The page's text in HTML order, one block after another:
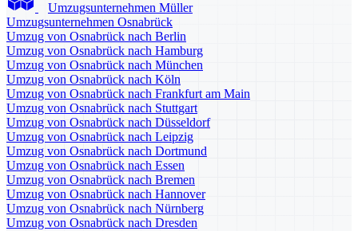
Umzugsunternehmen Müller
Umzugsunternehmen Osnabrück
Umzug von Osnabrück nach Berlin
Umzug von Osnabrück nach Hamburg
Umzug von Osnabrück nach München
Umzug von Osnabrück nach Köln
Umzug von Osnabrück nach Frankfurt am Main
Umzug von Osnabrück nach Stuttgart
Umzug von Osnabrück nach Düsseldorf
Umzug von Osnabrück nach Leipzig
Umzug von Osnabrück nach Dortmund
Umzug von Osnabrück nach Essen
Umzug von Osnabrück nach Bremen
Umzug von Osnabrück nach Hannover
Umzug von Osnabrück nach Nürnberg
Umzug von Osnabrück nach Dresden